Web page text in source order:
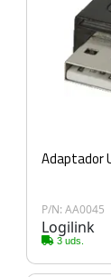
Adaptador
P/N: AA0045
Logilink
3 uds.